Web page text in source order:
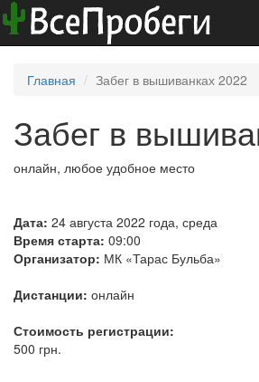
Главная Забег в вышиванках 2022
Забег в
онлайн, любое удобное место
Дата: 24 августа 2022 года, среда
Время старта: 09:00
Организатор: МК «Тарас Бульба»
Дистанции: онлайн
Стоимость регистрации:
500 грн.